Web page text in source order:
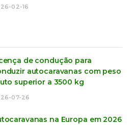
02-16
de condução para
autocaravanas com peso
superior a 3500 kg
07-26
na Europa em 2026